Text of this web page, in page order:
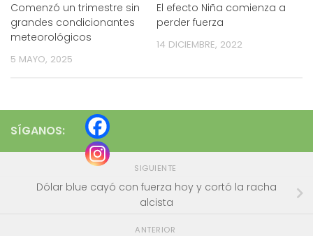
Comenzó un trimestre sin
grandes condicionantes
meteorológicos
5 MAYO, 2025
El efecto Niña comienza a
perder fuerza
14 DICIEMBRE, 2022
SÍGANOS:
SIGUIENTE
Dólar blue cayó con fuerza hoy y cortó la racha
alcista
ANTERIOR